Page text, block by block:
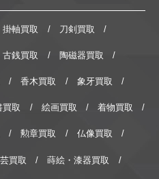
掛軸買取 刀剣買取
古銭買取 陶磁器買取
香木買取 象牙買取
買取 絵画買取 着物買取
勲章買取 仏像買取
買取 蒔絵・漆器買取